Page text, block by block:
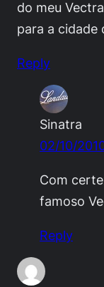
do meu
para a cidade
Reply
Sinatra
02/10/
Com
famoso
Reply